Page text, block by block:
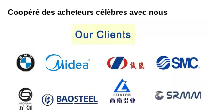
Coopéré des acheteurs célèbres avec nous